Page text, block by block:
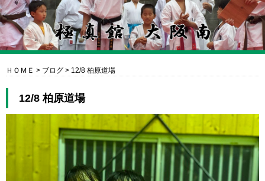
ＨＯＭＥ > ブログ > 12/8 柏原道場
12/8 柏原道場